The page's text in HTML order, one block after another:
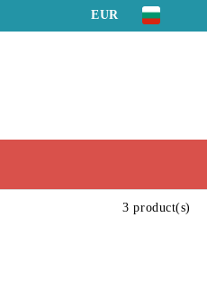
EUR
3 product(s)